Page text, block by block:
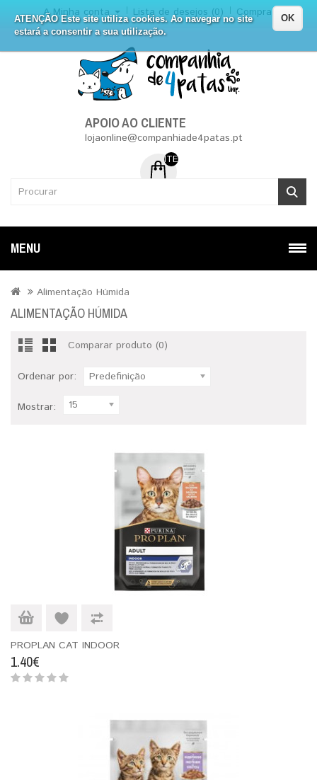
ATENÇÃO Este site utiliza cookies. Ao navegar no site
estará a consentir a sua utilização.
OK
A Minha conta Lista de desejos (0) Compra
APOIO AO CLIENTE
lojaonline@companhiade4patas.pt
ITEM (NS) DE 0 - 0.00€
MENU
Alimentação Húmida
ALIMENTAÇÃO HÚMIDA
Comparar produto (0)
Ordenar por: Predefinição
Mostrar: 15
PROPLAN CAT INDOOR
1.40€